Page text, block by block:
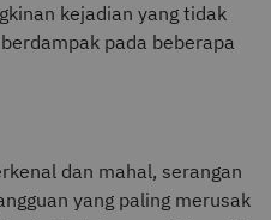
kejadian yang tidak
pada beberapa
dan mahal, serangan
yang paling merusak